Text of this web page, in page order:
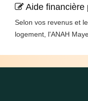
Aide financière
Selon vos revenus et
logement, l'ANAH